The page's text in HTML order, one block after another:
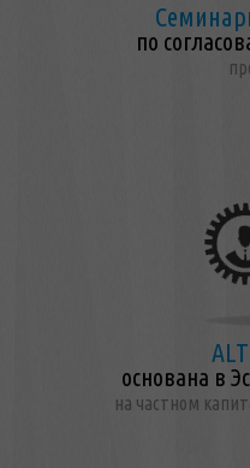
по
основана в
на частном